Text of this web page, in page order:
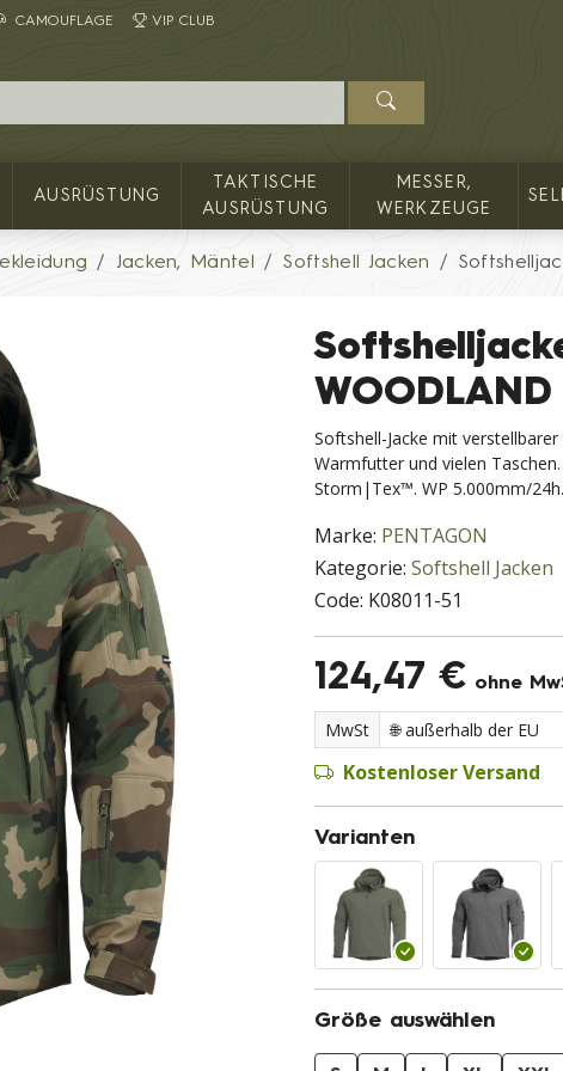
CAMOUFLAGE VIP CLUB
AUSRÜSTUNG
TAKTISCHE
AUSRÜSTUNG
MESSER,
WERKZEUGE
Jacken, Mäntel Softshell Jacken
WOODLAND
Softshell-Jacke mit
Warmfutter und vielen
Storm|Tex™. WP 5.000mm/
Marke: PENTAGON
Kategorie: Softshell Jacken
Code: K08011-51
124,47 € ohne
MwSt
Kostenloser Versand
Varianten
Größe auswählen